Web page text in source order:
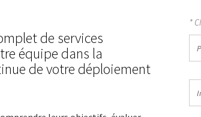
de services
équipe dans la
de votre déploiement
*